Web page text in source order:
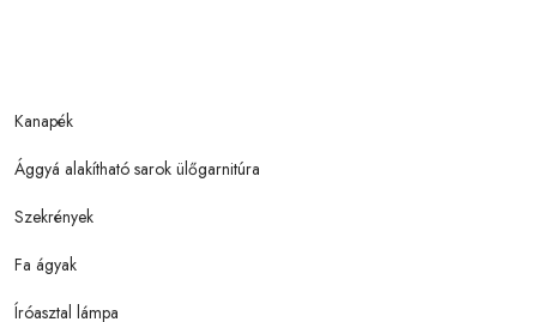
Kanapék
Ággyá alakítható sarok ülőgarnitúra
Szekrények
Fa ágyak
Íróasztal lámpa